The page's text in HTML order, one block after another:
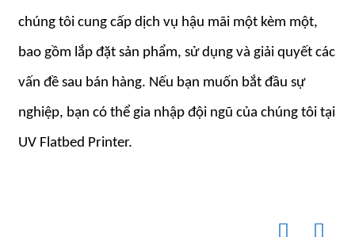
chúng tôi cung cấp dịch vụ hậu mãi một kèm một,
bao gồm lắp đặt sản phẩm, sử dụng và giải quyết các
vấn đề sau bán hàng. Nếu bạn muốn bắt đầu sự
nghiệp, bạn có thể gia nhập đội ngũ của chúng tôi tại
UV Flatbed Printer.